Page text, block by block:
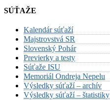
SÚŤAŽE
Kalendár súťaží
Majstrovstvá SR
Slovenský Pohár
Previerky a testy
Súťaže ISU
Memoriál Ondreja Nepelu
Výsledky súťaží – archív
Výsledky súťaží – štatistiky